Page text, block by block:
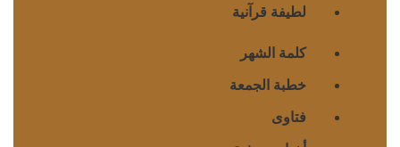
لطيفة قرآنية
كلمة الشهر
خطبة الجمعة
فتاوى